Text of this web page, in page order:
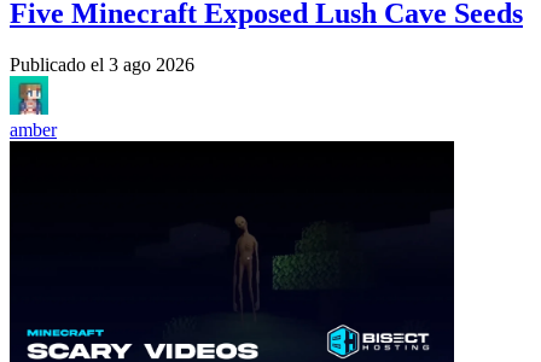
Five Minecraft Exposed Lush Cave Seeds
Publicado el 3 ago 2026
amber